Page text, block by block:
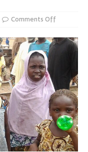
Comments Off